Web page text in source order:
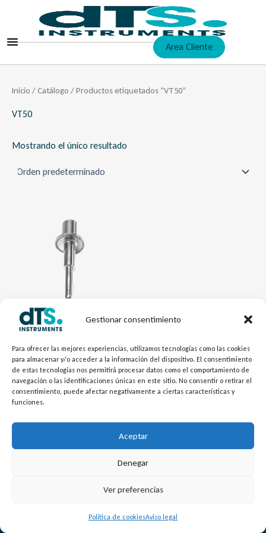
Gestionar consentimiento
Para ofrecer las mejores experiencias, utilizamos tecnologías como las cookies
para almacenar y/o acceder a la información del dispositivo. El consentimiento
de estas tecnologías nos permitirá procesar datos como el comportamiento de
navegación o las identificaciones únicas en este sitio. No consentir o retirar el
consentimiento, puede afectar negativamente a ciertas características y
funciones.
Aceptar
Denegar
Ver preferencias
Política de cookiesAviso legal
contenido
Area Cliente
Inicio /Catálogo / Productos etiquetados “VT50”
VT50
Mostrando el único resultado
Mecánica dTSTemp
Vaina de barra Higiénica VT50
L
i
n
u